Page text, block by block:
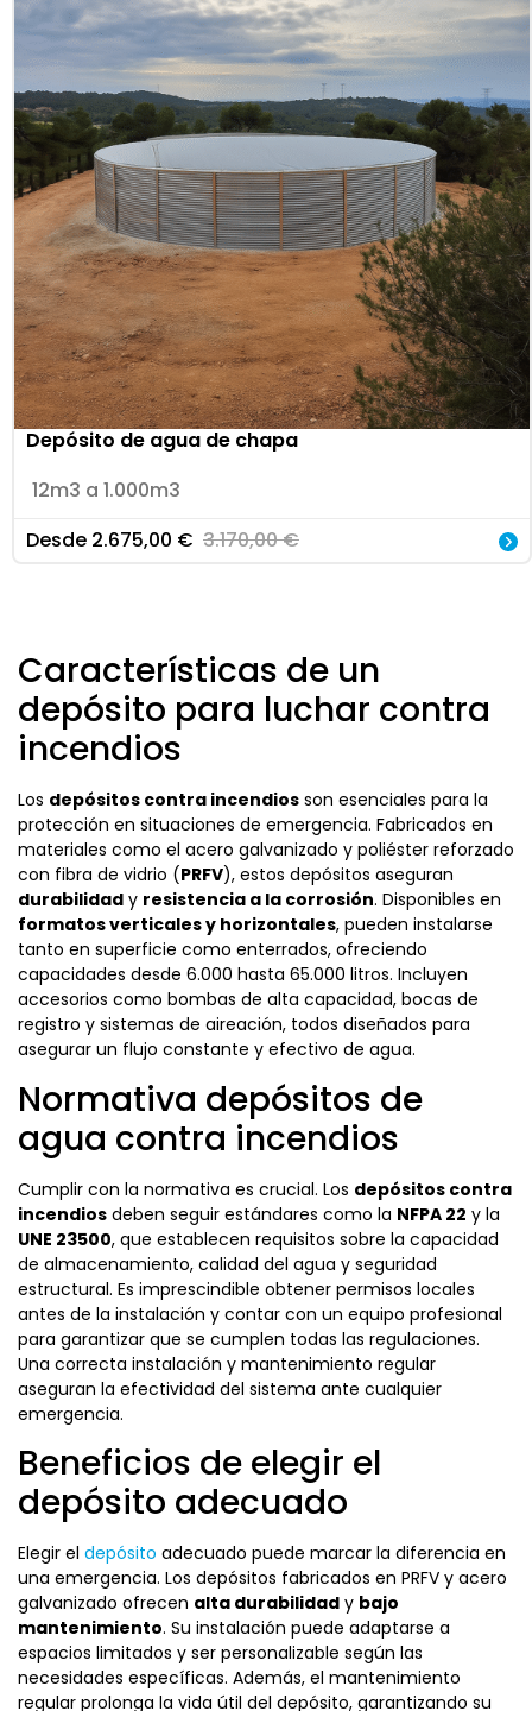
Depósito de agua de chapa
12m3 a 1.000m3
Desde 2.675,00 € 3.170,00€
Características de un
depósito para luchar contra
incendios
Los depósitos contra incendios son esenciales para la
protección en situaciones de emergencia. Fabricados en
materiales como el acero galvanizado y poliéster reforzado
con fibra de vidrio (PRFV), estos depósitos aseguran
durabilidad y resistencia a la corrosión. Disponibles en
formatos verticales y horizontales, pueden instalarse
tanto en superficie como enterrados, ofreciendo
capacidades desde 6.000 hasta 65.000 litros. Incluyen
accesorios como bombas de alta capacidad, bocas de
registro y sistemas de aireación, todos diseñados para
asegurar un flujo constante y efectivo de agua.
Normativa depósitos de
agua contra incendios
Cumplir con la normativa es crucial. Los depósitos contra
incendios deben seguir estándares como la NFPA 22 y la
UNE 23500, que establecen requisitos sobre la capacidad
de almacenamiento, calidad del agua y seguridad
estructural. Es imprescindible obtener permisos locales
antes de la instalación y contar con un equipo profesional
para garantizar que se cumplen todas las regulaciones.
Una correcta instalación y mantenimiento regular
aseguran la efectividad del sistema ante cualquier
emergencia.
Beneficios de elegir el
depósito adecuado
Elegir el depósito adecuado puede marcar la diferencia en
una emergencia. Los depósitos fabricados en PRFV y acero
galvanizado ofrecen alta durabilidad y bajo
mantenimiento. Su instalación puede adaptarse a
espacios limitados y ser personalizable según las
necesidades específicas. Además, el mantenimiento
regular prolonga la vida útil del depósito, garantizando su